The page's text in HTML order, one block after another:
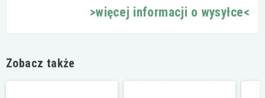
>więcej informacji o wysyłce<
Zobacz także